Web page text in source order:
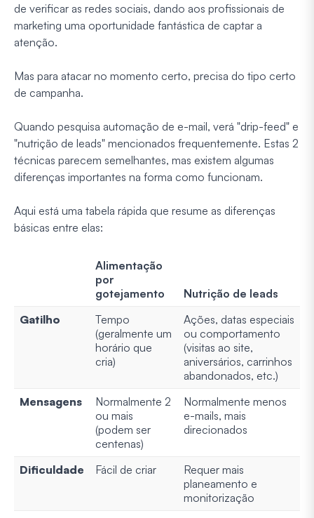
de verificar as redes sociais, dando aos profissionais de
marketing uma oportunidade fantástica de captar a
atenção.
Mas para atacar no momento certo, precisa do tipo certo
de campanha.
Quando pesquisa automação de e-mail, verá "drip-feed" e
"nutrição de leads" mencionados frequentemente. Estas 2
técnicas parecem semelhantes, mas existem algumas
diferenças importantes na forma como funcionam.
Aqui está uma tabela rápida que resume as diferenças
básicas entre elas:
Alimentação
por
gotejamento
Nutrição de leads
Gatilho
Tempo
(geralmente um
horário que
cria)
Ações, datas especiais
ou comportamento
(visitas ao site,
aniversários, carrinhos
abandonados, etc.)
Mensagens
Normalmente 2
ou mais
(podem ser
centenas)
Normalmente menos
e-mails, mais
direcionados
Dificuldade Fácil de criar
Requer mais
planeamento e
monitorização